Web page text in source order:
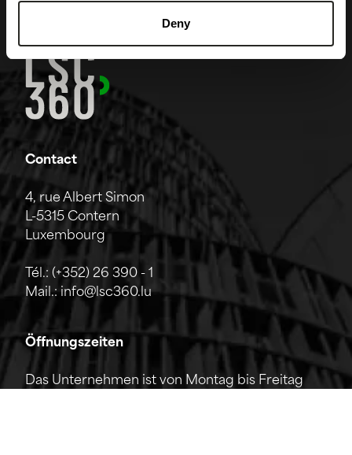
Deny
Contact
4, rue Albert Simon
L-5315 Contern
Luxembourg
Tél.: (+352) 26 390 - 1
Mail.: info@lsc360.lu
Öffnungszeiten
Das Unternehmen ist von Montag bis Freitag